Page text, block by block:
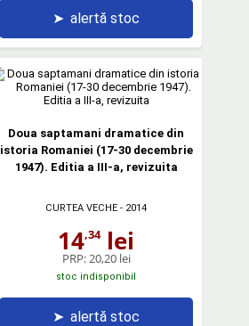
➤ alertă stoc
Doua saptamani dramatice din
istoria Romaniei (17-30 decembrie
1947). Editia a III-a, revizuita
CURTEA VECHE - 2014
14,34lei
PRP: 20,20 lei
stoc indisponibil
➤ alertă stoc